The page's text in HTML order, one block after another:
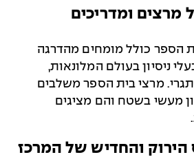
מרצים ומדריכים
הספר כולל מומחים מהדרגה
ניסיון בעולם המלונאות,
מרצי בית הספר משלבים
מעשי בשטח והם מציגים
הירוק והחדיש של המרכז